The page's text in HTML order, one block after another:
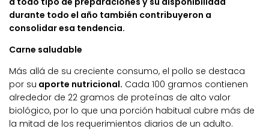
durante todo el año también contribuyeron a
consolidar esa tendencia.
Carne saludable
Más allá de su creciente consumo, el pollo se destaca
por su aporte nutricional. Cada 100 gramos contienen
alrededor de 22 gramos de proteínas de alto valor
biológico, por lo que una porción habitual cubre más de
la mitad de los requerimientos diarios de un adulto.